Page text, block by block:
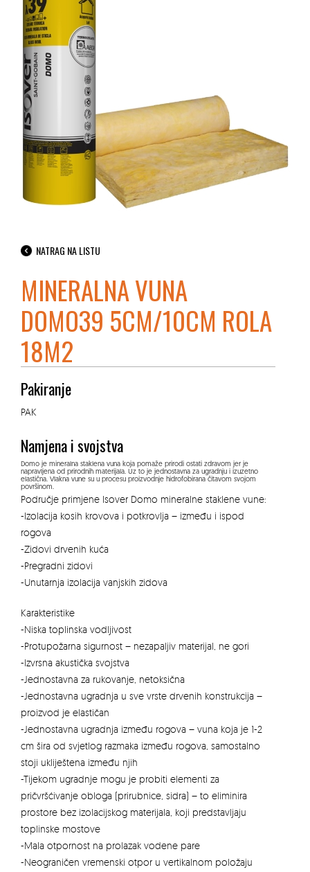
NATRAG NA LISTU
MINERALNA VUNA
DOMO39 5CM/10CM ROLA
18M2
Pakiranje
PAK
Namjena i svojstva
Domo je mineralna staklena vuna koja pomaže prirodi ostati zdravom jer je
napravljena od prirodnih materijala. Uz to je jednostavna za ugradnju i izuzetno
elastična. Vlakna vune su u procesu proizvodnje hidrofobirana čitavom svojom
površinom.
Područje primjene Isover Domo mineralne staklene vune:
-Izolacija kosih krovova i potkrovlja – između i ispod
rogova
-Zidovi drvenih kuća
-Pregradni zidovi
-Unutarnja izolacija vanjskih zidova
Karakteristike
-Niska toplinska vodljivost
-Protupožarna sigurnost – nezapaljiv materijal, ne gori
-Izvrsna akustička svojstva
-Jednostavna za rukovanje, netoksična
-Jednostavna ugradnja u sve vrste drvenih konstrukcija –
proizvod je elastičan
-Jednostavna ugradnja između rogova – vuna koja je 1-2
cm šira od svjetlog razmaka između rogova, samostalno
stoji ukliještena između njih
-Tijekom ugradnje mogu je probiti elementi za
pričvršćivanje obloga (prirubnice, sidra) – to eliminira
prostore bez izolacijskog materijala, koji predstavljaju
toplinske mostove
-Mala otpornost na prolazak vodene pare
-Neograničen vremenski otpor u vertikalnom položaju